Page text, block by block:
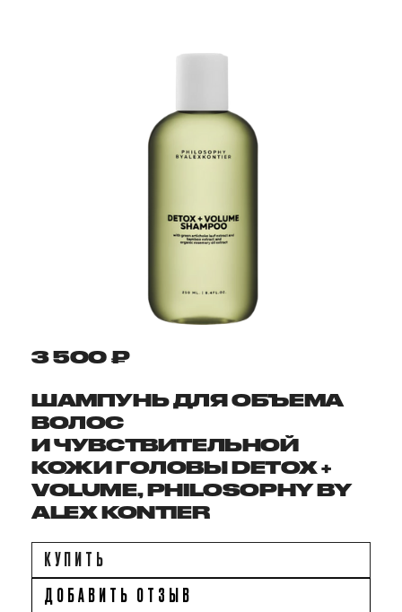
3 500 ₽
ШАМПУНЬ ДЛЯ ОБЪЕМА
ВОЛОС
И ЧУВСТВИТЕЛЬНОЙ
КОЖИ ГОЛОВЫ DETOX +
VOLUME, PHILOSOPHY BY
ALEX KONTIER
КУПИТЬ
ДОБАВИТЬ ОТЗЫВ